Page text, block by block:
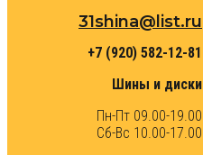
31shina@list.ru
+7 (920) 582-12-81
Шины и диски
Пн-Пт 09.00-19.00
Сб-Вс 10.00-17.00